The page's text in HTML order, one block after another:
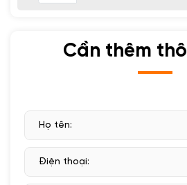
Cần thêm